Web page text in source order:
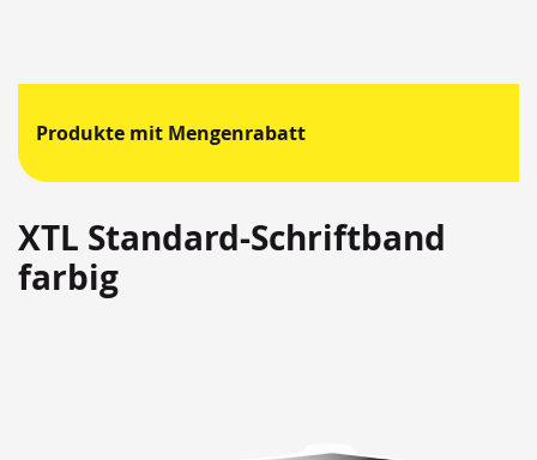
Produkte mit Mengenrabatt
XTL Standard-Schriftband
farbig